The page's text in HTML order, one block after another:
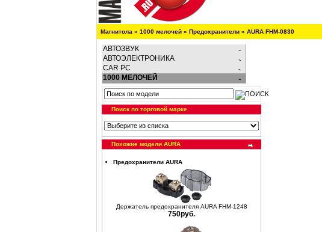
Магнитола » 1000 мелочей » Предохранители » AURA FHM-0830
АВТОЗВУК
АВТОЭЛЕКТРОНИКА
CAR PC
1000 МЕЛОЧЕЙ
Поиск по торговой марке
Похожие модели AURA
Предохранители AURA
Держатель предохранителя AURA FHM-1248
750руб.